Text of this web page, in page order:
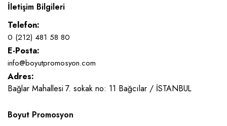
İletişim Bilgileri
Telefon:
0 (212) 481 58 80
E-Posta:
info@boyutpromosyon.com
Adres:
Bağlar Mahallesi 7. sokak no: 11 Bağcılar / İSTANBUL
Boyut Promosyon